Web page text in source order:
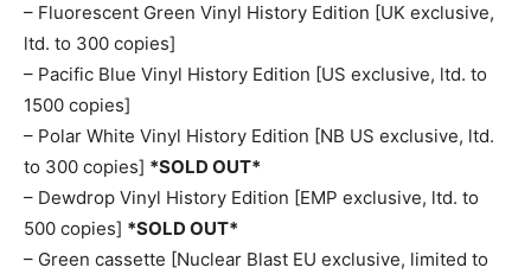
– Fluorescent Green Vinyl History Edition [UK exclusive,
ltd. to 300 copies]
– Pacific Blue Vinyl History Edition [US exclusive, ltd. to
1500 copies]
– Polar White Vinyl History Edition [NB US exclusive, ltd.
to 300 copies] *SOLD OUT*
– Dewdrop Vinyl History Edition [EMP exclusive, ltd. to
500 copies] *SOLD OUT*
– Green cassette [Nuclear Blast EU exclusive, limited to